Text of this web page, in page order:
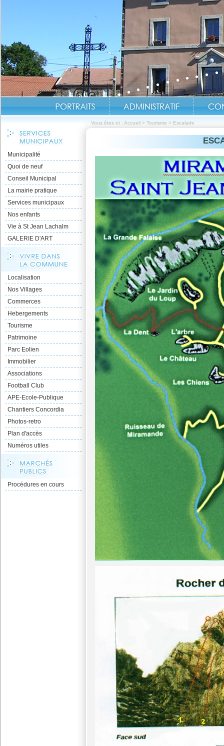
Vous êtes ici : Accueil > Tourisme > Escalade
Municipalité
Quoi de neuf
Conseil Municipal
La mairie pratique
Services municipaux
Nos enfants
Vie à St Jean Lachalm
GALERIE D'ART
Localisation
Nos Villages
Commerces
Hebergements
Tourisme
Patrimoine
Parc Eolien
Immobilier
Associations
Football Club
APE-Ecole-Publique
Chantiers Concordia
Photos-retro
Plan d'accès
Numéros utiles
Procédures en cours